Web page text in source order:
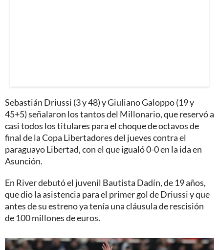
Sebastián Driussi (3 y 48) y Giuliano Galoppo (19 y
45+5) señalaron los tantos del Millonario, que reservó a
casi todos los titulares para el choque de octavos de
final de la Copa Libertadores del jueves contra el
paraguayo Libertad, con el que igualó 0-0 en la ida en
Asunción.
En River debutó el juvenil Bautista Dadín, de 19 años,
que dio la asistencia para el primer gol de Driussi y que
antes de su estreno ya tenía una cláusula de rescisión
de 100 millones de euros.